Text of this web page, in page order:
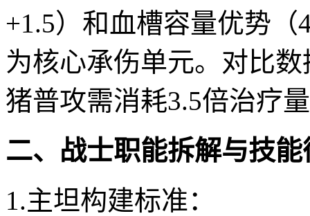
+1.5）和血槽容量优势
为核心承伤单元。对比
猪普攻需消耗3.5倍治疗
二、战士职能拆解与技
1.主坦构建标准：